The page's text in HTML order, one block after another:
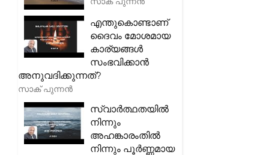
എന്തുകൊണ്ടാണ്
ദൈവം മോശമായ
കാര്യങ്ങൾ
സംഭവിക്കാൻ
അനുവദിക്കുന്നത്?
സാക് പുന്നൻ
സ്വാർത്ഥതയിൽ
നിന്നും
അഹങ്കാരംതിൽ
നിന്നും പൂർണ്ണമായ